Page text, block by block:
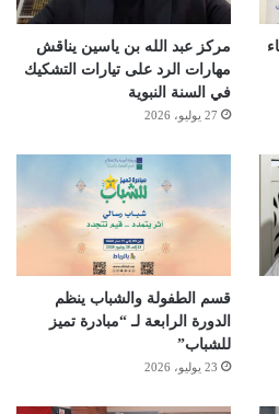
مركز عبد الله بن ياسين يناقش
مهارات الرد على تيارات التشكيك
في السنة النبوية
27 يوليو، 2026
قسم الطفولة والشباب ينظم
الدورة الرابعة لـ “مبادرة تميز
للشباب”
23 يوليو، 2026